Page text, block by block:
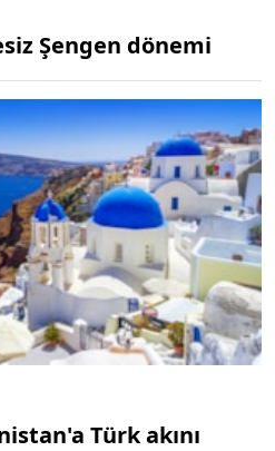
Şengen dönemi
Türk akını